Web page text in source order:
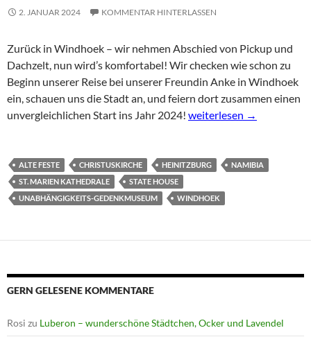
2. JANUAR 2024 KOMMENTAR HINTERLASSEN
Zurück in Windhoek – wir nehmen Abschied von Pickup und
Dachzelt, nun wird’s komfortabel! Wir checken wie schon zu
Beginn unserer Reise bei unserer Freundin Anke in Windhoek
ein, schauen uns die Stadt an, und feiern dort zusammen einen
unvergleichlichen Start ins Jahr 2024! Windhoek – entspanntes
weiterlesen →
ALTE FESTE CHRISTUSKIRCHE HEINITZBURG
NAMIBIA
ST. MARIEN KATHEDRALE
STATE HOUSE
UNABHÄNGIGKEITS-GEDENKMUSEUM
WINDHOEK
GERN GELESENE KOMMENTARE
Rosi zu Luberon – wunderschöne Städtchen, Ocker und Lavendel